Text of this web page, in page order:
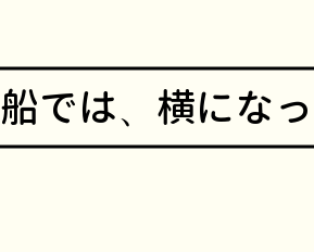
船では、横にな